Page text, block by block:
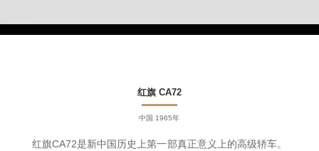
红旗 CA72
中国 1965年
红旗CA72是新中国历史上第一部真正意义上的高级轿车。